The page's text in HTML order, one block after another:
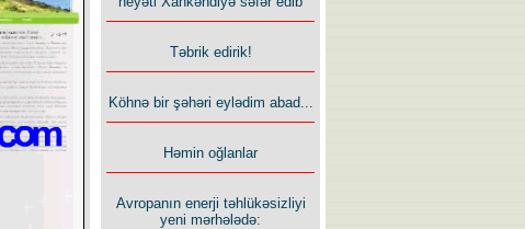
Təbrik edirik!
Köhnə bir şəhəri eylədim abad...
Həmin oğlanlar
Avropanın enerji təhlükəsizliyi
yeni mərhələdə: